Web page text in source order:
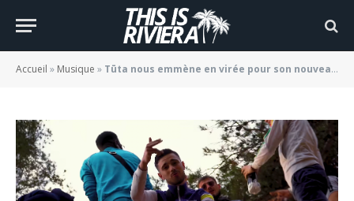
Accueil » Musique » Tūta nous emmène en virée pour son nouveau clip « Dans mon délire »
mon délire »
BY JADE MORGANE BLOGGER 13/07/2021